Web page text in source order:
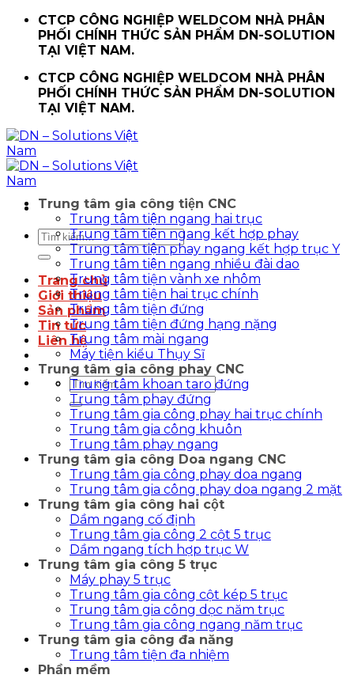
ChuyểnCTCP CÔNG NGHIỆP WELDCOM NHÀ PHÂN
PHỐI CHÍNH THỨC SẢN PHẨM DN-SOLUTION
TẠI VIỆT NAM.
CTCP CÔNG NGHIỆP WELDCOM NHÀ PHÂN
PHỐI CHÍNH THỨC SẢN PHẨM DN-SOLUTION
TẠI VIỆT NAM.
Tìm
kiếm:
Trang chủ
Giới thiệu
Sản phẩm
Tin tức
Liên hệ
Tìm
kiếm:
Trung tâm gia công tiện CNC
Trung tâm tiện ngang hai trục
Trung tâm tiện ngang kết hợp phay
Trung tâm tiện phay ngang kết hợp trục Y
Trung tâm tiện ngang nhiều đài dao
Trung tâm tiện vành xe nhôm
Trung tâm tiện hai trục chính
Trung tâm tiện đứng
Trung tâm tiện đứng hạng nặng
Trung tâm mài ngang
Máy tiện kiểu Thụy Sĩ
Trung tâm gia công phay CNC
Trung tâm khoan taro đứng
Trung tâm phay đứng
Trung tâm gia công phay hai trục chính
Trung tâm gia công khuôn
Trung tâm phay ngang
Trung tâm gia công Doa ngang CNC
Trung tâm gia công phay doa ngang
Trung tâm gia công phay doa ngang 2 mặt
Trung tâm gia công hai cột
Dầm ngang cố định
Trung tâm gia công 2 cột 5 trục
Dầm ngang tích hợp trục W
Trung tâm gia công 5 trục
Máy phay 5 trục
Trung tâm gia công cột kép 5 trục
Trung tâm gia công dọc năm trục
Trung tâm gia công ngang năm trục
Trung tâm gia công đa năng
Trung tâm tiện đa nhiệm
Phần mềm